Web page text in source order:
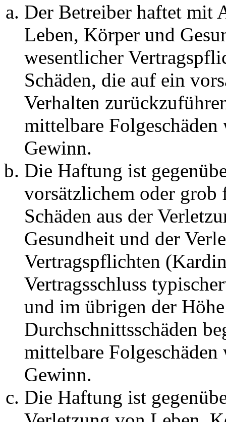
Der Betreiber haftet mit
Leben, Körper und
wesentlicher
Schäden, die auf ein
Verhalten
mittelbare Folgeschäden
Gewinn.
Die Haftung ist
vorsätzlichem oder grob
Schäden aus der
Gesundheit und der
Vertragspflichten
Vertragsschluss
und im übrigen der
Durchschnittsschäden
mittelbare Folgeschäden
Gewinn.
Die Haftung ist